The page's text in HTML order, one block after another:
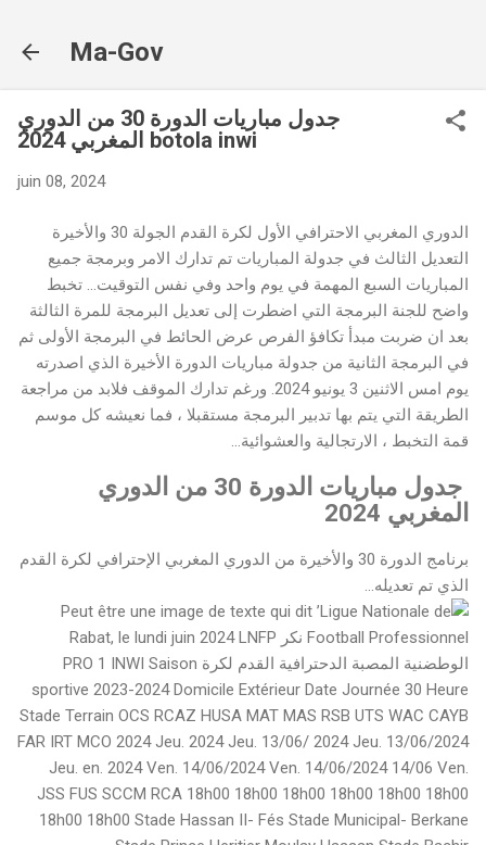
Ma-Gov
جدول مباريات الدورة 30 من الدوري
المغربي 2024 botola inwi
juin 08, 2024
الدوري المغربي الاحترافي الأول لكرة القدم الجولة 30 والأخيرة
التعديل الثالث في جدولة المباريات تم تدارك الامر وبرمجة جميع
المباريات السبع المهمة في يوم واحد وفي نفس التوقيت... تخبط
واضح للجنة البرمجة التي اضطرت إلى تعديل البرمجة للمرة الثالثة
بعد ان ضربت مبدأ تكافؤ الفرص عرض الحائط في البرمجة الأولى ثم
في البرمجة الثانية من جدولة مباريات الدورة الأخيرة الذي اصدرته
يوم امس الاثنين 3 يونيو 2024. ورغم تدارك الموقف فلابد من مراجعة
الطريقة التي يتم بها تدبير البرمجة مستقبلا ، فما نعيشه كل موسم
قمة التخبط ، الارتجالية والعشوائية...
جدول مباريات الدورة 30 من الدوري
المغربي 2024
برنامج الدورة 30 والأخيرة من الدوري المغربي الإحترافي لكرة القدم
الذي تم تعديله...